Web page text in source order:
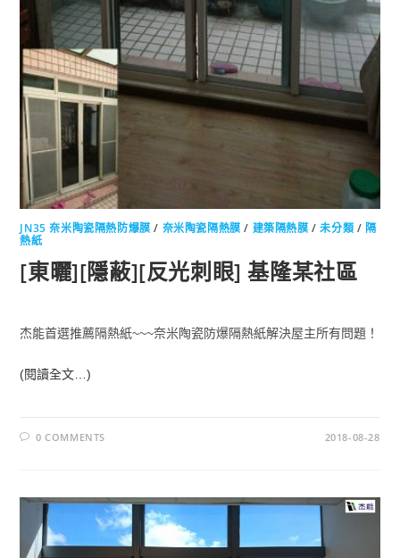
JN35 奈米陶瓷隔熱防爆膜 / 奈米陶瓷隔熱膜 / 建築隔熱膜 /未分類 / 隔
熱紙
[東曬][隱蔽][反光刺眼] 基隆某社區
杰能首選推薦隔熱紙~~~奈米陶瓷防爆隔熱紙解決屋主所有問題！
(閱讀全文…)
0 COMMENTS 2018-08-28